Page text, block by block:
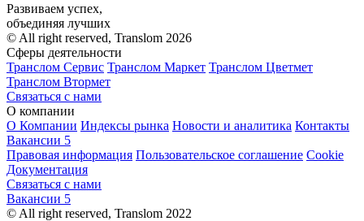
Развиваем успех,
объединяя лучших
© All right reserved, Translom 2026
Сферы деятельности
Транслом Сервис Транслом Маркет Транслом Цветмет
Транслом Втормет
Связаться с нами
О компании
О Компании Индексы рынка Новости и аналитика Контакты
Вакансии 5
Правовая информация Пользовательское соглашение Cookie
Документация
Связаться с нами
Вакансии 5
© All right reserved, Translom 2022